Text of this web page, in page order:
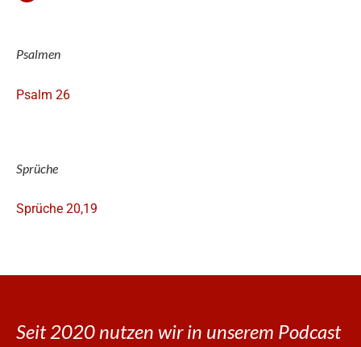
Psalmen
Psalm 26
Sprüche
Sprüche 20,19
Seit 2020 nutzen wir in unserem Podcast